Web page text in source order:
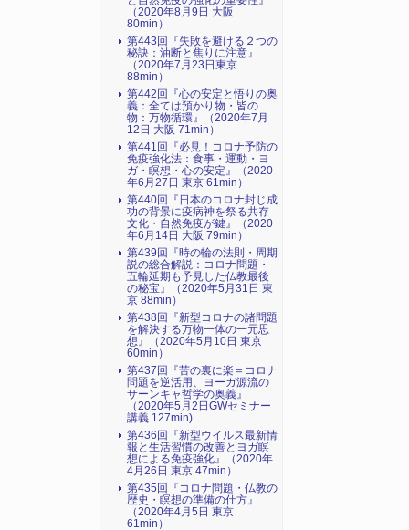
（2020年8月9日 大阪
80min）
第443回『失敗を避ける２つの
秘訣：油断と焦りに注意』
（2020年7月23日東京
88min）
第442回『心の安定と悟りの奥
義：全ては預かり物・皆の
物：万物循環』（2020年7月
12日 大阪 71min）
第441回『必見！コロナ予防の
免疫強化法：食事・運動・ヨ
ガ・瞑想・心の安定』（2020
年6月27日 東京 61min）
第440回『日本のコロナ封じ成
功の背景に疫病神を祭る共存
文化・自然免疫が鍵』（2020
年6月14日 大阪 79min）
第439回『時の輪の法則・周期
説の総合解説：コロナ問題・
五輪延期も予見した仏教最後
の秘宝』（2020年5月31日 東
京 88min）
第438回『新型コロナの諸問題
を解決する万物一体の一元思
想』（2020年5月10日 東京
60min）
第437回『苦の裏に楽＝コロナ
問題を逆活用、ヨーガ源流の
サーンキャ哲学の奥義』
（2020年5月2日GWセミナー
講義 127min)
第436回『新型ウイルス最新情
報と生活習慣の改善とヨガ瞑
想による免疫強化』（2020年
4月26日 東京 47min）
第435回『コロナ問題・仏教の
歴史・瞑想の準備の仕方』
（2020年4月5日 東京
61min）